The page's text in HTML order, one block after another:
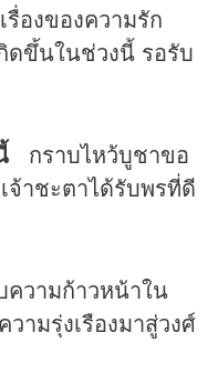
องของความรัก
ดขึ้นในช่วงนี้ รอรับ
กราบไหว้บูชาขอ
าชะตาได้รับพรที่ดี
วามก้าวหน้าใน
ามรุ่งเรืองมาสู่วงศ์